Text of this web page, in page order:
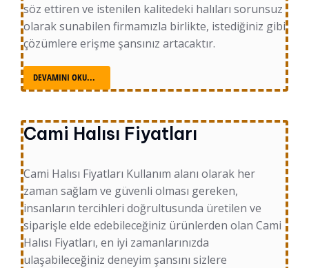
söz ettiren ve istenilen kalitedeki halıları sorunsuz
olarak sunabilen firmamızla birlikte, istediğiniz gibi
çözümlere erişme şansınız artacaktır.
DEVAMINI OKU...
Cami Halısı Fiyatları
Cami Halısı Fiyatları Kullanım alanı olarak her
zaman sağlam ve güvenli olması gereken,
insanların tercihleri doğrultusunda üretilen ve
siparişle elde edebileceğiniz ürünlerden olan Cami
Halısı Fiyatları, en iyi zamanlarınızda
ulaşabileceğiniz deneyim şansını sizlere